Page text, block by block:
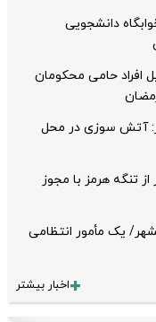
دانشجویی
حامی محکومان
سوزی در محل
هرمز با مجوز
یک مأمور انتظامی
اخبار بیشتر